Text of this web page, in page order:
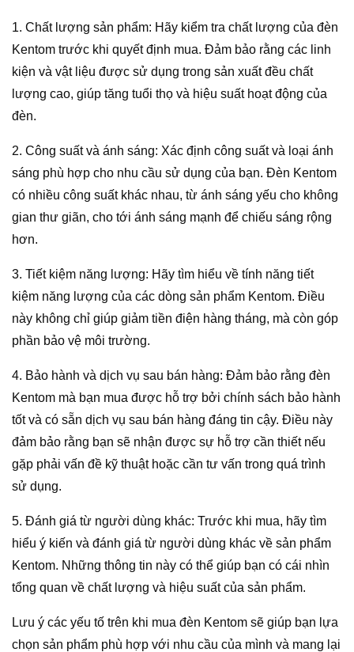
1. Chất lượng sản phẩm: Hãy kiểm tra chất lượng của đèn
Kentom trước khi quyết định mua. Đảm bảo rằng các linh
kiện và vật liệu được sử dụng trong sản xuất đều chất
lượng cao, giúp tăng tuổi thọ và hiệu suất hoạt động của
đèn.
2. Công suất và ánh sáng: Xác định công suất và loại ánh
sáng phù hợp cho nhu cầu sử dụng của bạn. Đèn Kentom
có nhiều công suất khác nhau, từ ánh sáng yếu cho không
gian thư giãn, cho tới ánh sáng mạnh để chiếu sáng rộng
hơn.
3. Tiết kiệm năng lượng: Hãy tìm hiểu về tính năng tiết
kiệm năng lượng của các dòng sản phẩm Kentom. Điều
này không chỉ giúp giảm tiền điện hàng tháng, mà còn góp
phần bảo vệ môi trường.
4. Bảo hành và dịch vụ sau bán hàng: Đảm bảo rằng đèn
Kentom mà bạn mua được hỗ trợ bởi chính sách bảo hành
tốt và có sẵn dịch vụ sau bán hàng đáng tin cậy. Điều này
đảm bảo rằng bạn sẽ nhận được sự hỗ trợ cần thiết nếu
gặp phải vấn đề kỹ thuật hoặc cần tư vấn trong quá trình
sử dụng.
5. Đánh giá từ người dùng khác: Trước khi mua, hãy tìm
hiểu ý kiến và đánh giá từ người dùng khác về sản phẩm
Kentom. Những thông tin này có thể giúp bạn có cái nhìn
tổng quan về chất lượng và hiệu suất của sản phẩm.
Lưu ý các yếu tố trên khi mua đèn Kentom sẽ giúp bạn lựa
chọn sản phẩm phù hợp với nhu cầu của mình và mang lại